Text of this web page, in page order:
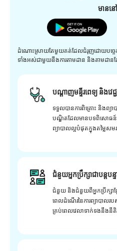
មានន
ដំណោះស្រាយតែមួយគត់ដែលជំរុញដោយបច្ចេកវិទ្
ទាំងអស់ជាមួយនឹងការតាមដាន និងតាមដា
បណ្តាញមន្ទីរពេទ្យ និងវ
ទទួលបានការពិគ្រោះ និងព្យាប
បណ្ឌិតដែលមានបទពិសោធន៍
ព្យាបាលល្អបំផុតក្នុងតម្លៃសម
ជំនួយអ្នកប្រឹក្សាជាបន្តបន្
ជំនួយ និងជំនួយពីអ្នកប្រឹក្សាផ្ន
ពេលដំណើរនៃការព្យាបាល
គ្រប់ពេលវេលាទាក់ទងនឹងនីតិ